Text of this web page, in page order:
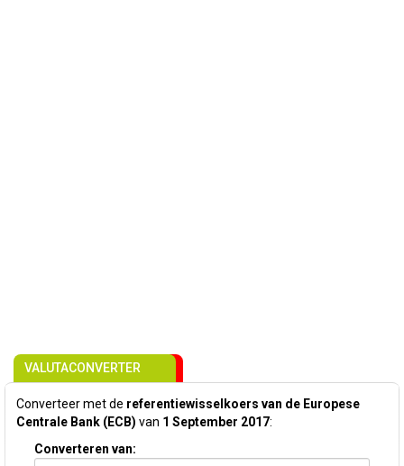
VALUTACONVERTER
Converteer met de referentiewisselkoers van de Europese
Centrale Bank (ECB) van 1 September 2017:
Converteren van: